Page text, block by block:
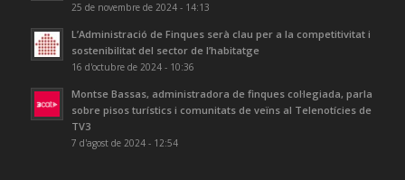
25 de novembre de 2024 - 14:13
L’Administració de Finques serà clau per a la competitivitat i
sostenibilitat del sector de l’habitatge
16 d'octubre de 2024 - 10:36
Montse Bassas, administradora de finques col·legiada, parla
sobre pisos turístics i comunitats de veïns al Telenotícies de
TV3
7 d'agost de 2024 - 12:54